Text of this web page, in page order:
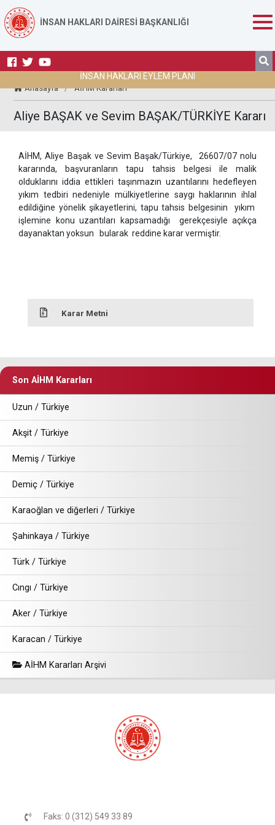
İNSAN HAKLARI DAİRESİ BAŞKANLIĞI
İNSAN HAKLARI EYLEM PLANI
Anasayfa / AİHM Kararları
Aliye BAŞAK ve Sevim BAŞAK/TÜRKİYE Kararı
AİHM, Aliye Başak ve Sevim Başak/Türkiye, 26607/07 nolu
kararında, başvuranların tapu tahsis belgesi ile malik
olduklarını iddia ettikleri taşınmazın uzantılarını hedefleyen
yıkım tedbiri nedeniyle mülkiyetlerine saygı haklarının ihlal
edildiğine yönelik şikayetlerini, tapu tahsis belgesinin yıkım
işlemine konu uzantıları kapsamadığı gerekçesiyle açıkça
dayanaktan yoksun bularak reddine karar vermiştir.
Karar Metni
Son AİHM Kararları
Uzun / Türkiye
Akşit / Türkiye
Memiş / Türkiye
Demiç / Türkiye
Karaoğlan ve diğerleri / Türkiye
Şahinkaya / Türkiye
Türk / Türkiye
Cıngı / Türkiye
Aker / Türkiye
Karacan / Türkiye
AİHM Kararları Arşivi
Faks: 0 (312) 549 33 89